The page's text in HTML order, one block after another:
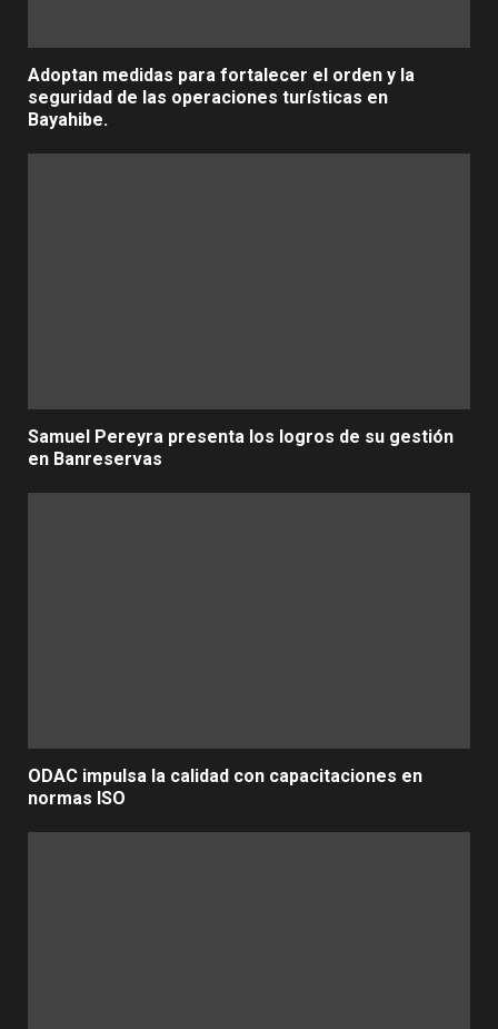
Adoptan medidas para fortalecer el orden y la
seguridad de las operaciones turísticas en
Bayahibe.
Samuel Pereyra presenta los logros de su gestión
en Banreservas
ODAC impulsa la calidad con capacitaciones en
normas ISO